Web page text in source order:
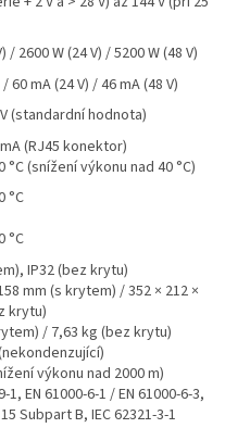
/ 2600 W (24 V) / 5200 W (48 V)
60 mA (24 V) / 46 mA (48 V)
(standardní hodnota)
(RJ45 konektor)
°C (snížení výkonu nad 40 °C)
°C
°C
IP32 (bez krytu)
mm (s krytem) / 352 × 212 ×
krytu)
/ 7,63 kg (bez krytu)
výkonu nad 2000 m)
1, EN 61000-6-1 / EN 61000-6-3,
Subpart B, IEC 62321-3-1